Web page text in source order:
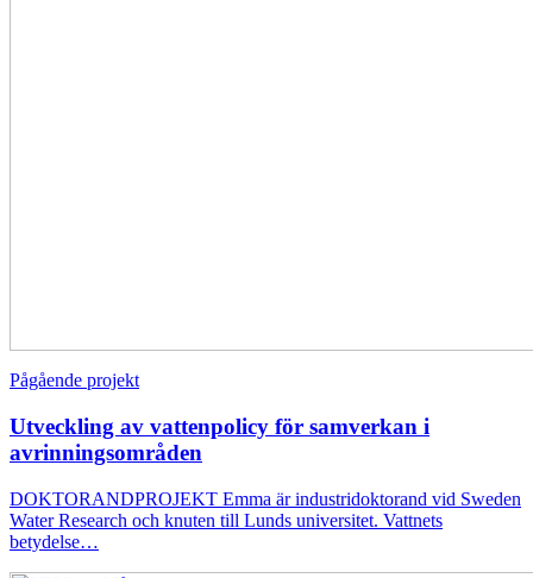
Pågående projekt
Utveckling av vattenpolicy för samverkan i
avrinningsområden
DOKTORANDPROJEKT Emma är industridoktorand vid Sweden
Water Research och knuten till Lunds universitet. Vattnets
betydelse…